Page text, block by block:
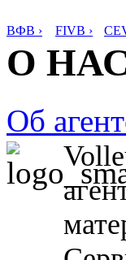
ВФВ › FIVB ›
О
Об